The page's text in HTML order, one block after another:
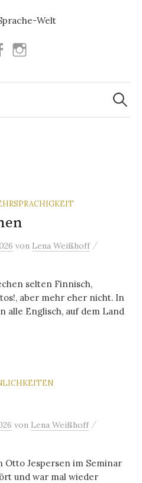
Facebook
Suchen
nach:
von Lena Weißhoff /
selten Finnisch,
aber mehr eher nicht. In
alle Englisch, auf dem Land
von Lena Weißhoff /
Otto Jespersen im Seminar
und war mal wieder